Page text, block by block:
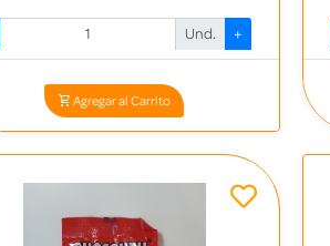
Und. +
Agregar al Carrito